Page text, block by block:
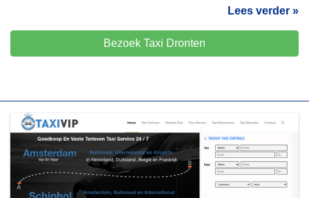
Lees verder »
Bezoek Taxi Dronten